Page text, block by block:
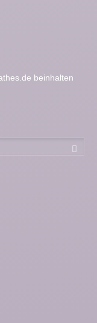
beinhalten